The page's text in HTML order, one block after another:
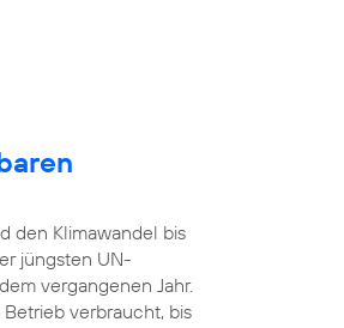
den Klimawandel bis
jüngsten UN-
vergangenen Jahr.
verbraucht, bis